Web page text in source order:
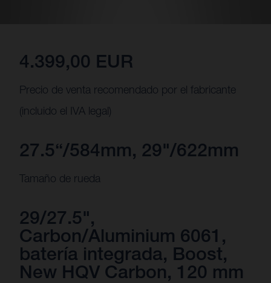
4.399,00 EUR
Precio de venta recomendado por el fabricante
(incluido el IVA legal)
27.5“/584mm, 29"/622mm
Tamaño de rueda
29/27.5",
Carbon/Aluminium 6061,
batería integrada, Boost,
New HQV Carbon, 120 mm